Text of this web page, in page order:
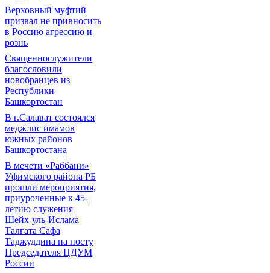
Верховный муфтий
призвал не привносить
в Россию агрессию и
рознь
Священнослужители
благословили
новобранцев из
Республики
Башкортостан
В г.Салават состоялся
меджлис имамов
южных районов
Башкортостана
В мечети «Раббани»
Уфимского района РБ
прошли мероприятия,
приуроченные к 45-
летию служения
Шейх-уль-Ислама
Талгата Сафа
Таджуддина на посту
Председателя ЦДУМ
России